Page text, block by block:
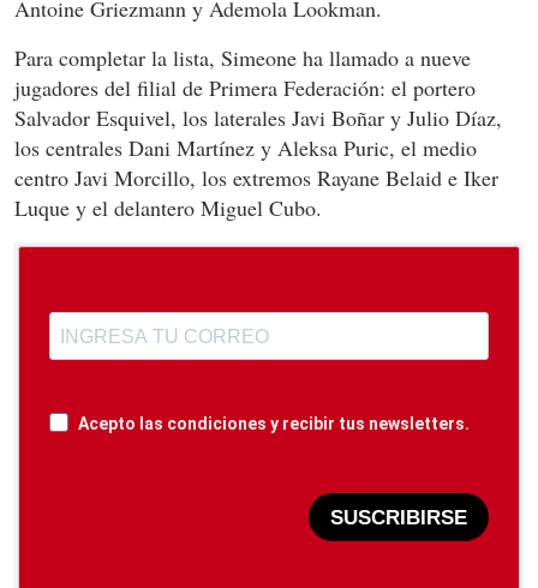
Antoine Griezmann y Ademola Lookman.
Para completar la lista, Simeone ha llamado a nueve
jugadores del filial de Primera Federación: el portero
Salvador Esquivel, los laterales Javi Boñar y Julio Díaz,
los centrales Dani Martínez y Aleksa Puric, el medio
centro Javi Morcillo, los extremos Rayane Belaid e Iker
Luque y el delantero Miguel Cubo.
Acepto las condiciones y recibir tus newsletters.
SUSCRIBIRSE